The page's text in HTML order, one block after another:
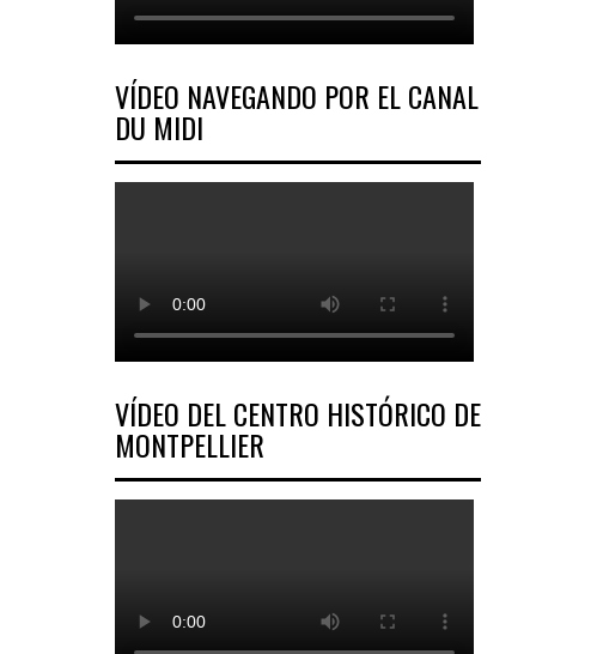
VÍDEO NAVEGANDO POR EL CANAL
DU MIDI
VÍDEO DEL CENTRO HISTÓRICO DE
MONTPELLIER